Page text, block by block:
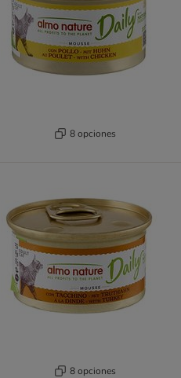
8 opciones
8 opciones